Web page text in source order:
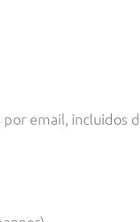
email, incluidos